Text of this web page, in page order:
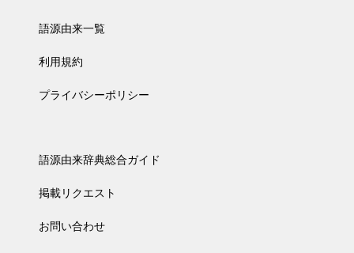
語源由来一覧
利用規約
プライバシーポリシー
語源由来辞典総合ガイド
掲載リクエスト
お問い合わせ